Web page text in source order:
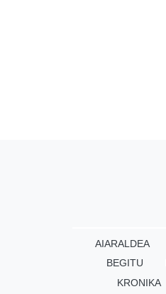
AIARALDEA
BEGITU
KRONIKA